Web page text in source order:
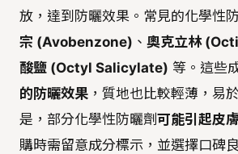
放，達到防曬效果。常見的化學性
宗 (Avobenzone) 、 奧克立林
酸鹽 (Octyl Salicylate) 等。這些
的防曬效果 ，質地也比較輕薄，易
是，部分化學性防曬劑可能引起皮
購時需留意成分標示，並選擇口碑